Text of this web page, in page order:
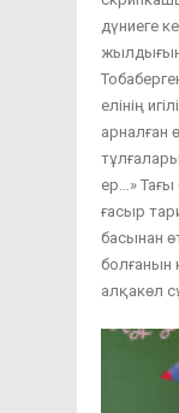
дүниеге
елінің
арналған
ер…» Тағы
ғасыр
басынан
болғанын
алқакөл